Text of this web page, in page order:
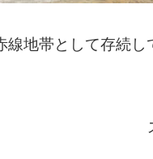
線地帯として存続